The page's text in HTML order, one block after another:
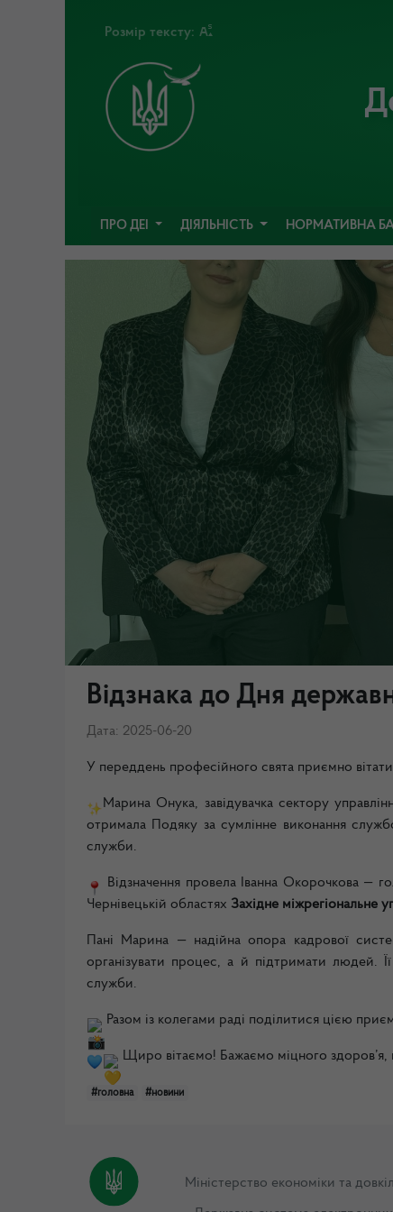
Розмір тексту:
ПРО ДЕІ ДІЯЛЬНІСТЬ НОРМАТИВНА
Відзнака до Дня
Дата: 2025-06-20
У переддень професійного свята приємно
Марина Онука, завідувачка сектору
отримала Подяку за сумлінне виконання
служби.
Відзначення провела Іванна Окорочкова —
Чернівецькій областях Західне міжрегіональне
Пані Марина — надійна опора кадрової
організувати процес, а й підтримати людей.
служби.
Разом із колегами раді поділитися цією
Щиро вітаємо! Бажаємо міцного здоров’я,
#головна #новини
Міністерство економіки та